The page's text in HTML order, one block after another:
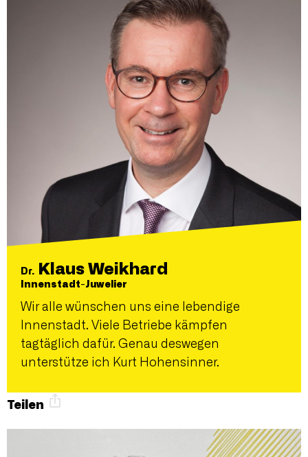
Dr. Klaus Weikhard
Innenstadt-Juwelier
Wir alle wünschen uns eine lebendige
Innenstadt. Viele Betriebe kämpfen
tagtäglich dafür. Genau deswegen
unterstütze ich Kurt Hohensinner.
Teilen